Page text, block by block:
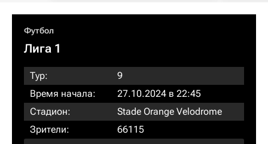
Футбол
Лига 1
Тур:
9
Время начала:
27.10.2024 в 22:45
Стадион:
Stade Orange Velodrome
Зрители:
66115